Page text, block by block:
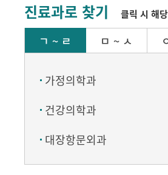
진료과로 찾기 클릭 시 해
ㄱ ~ ㄹ ㅁ ~ ㅅ
가정의학과
건강의학과
대장항문외과